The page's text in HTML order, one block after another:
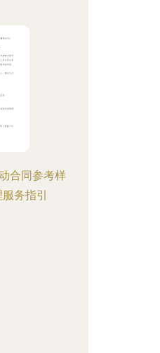
合同参考样
务指引